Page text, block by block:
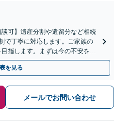
可】遺産分割や遺留分など相続
で丁寧に対応します。ご家族の
指します。まずは今の不安をお
可】
を見る
メールでお問い合わせ